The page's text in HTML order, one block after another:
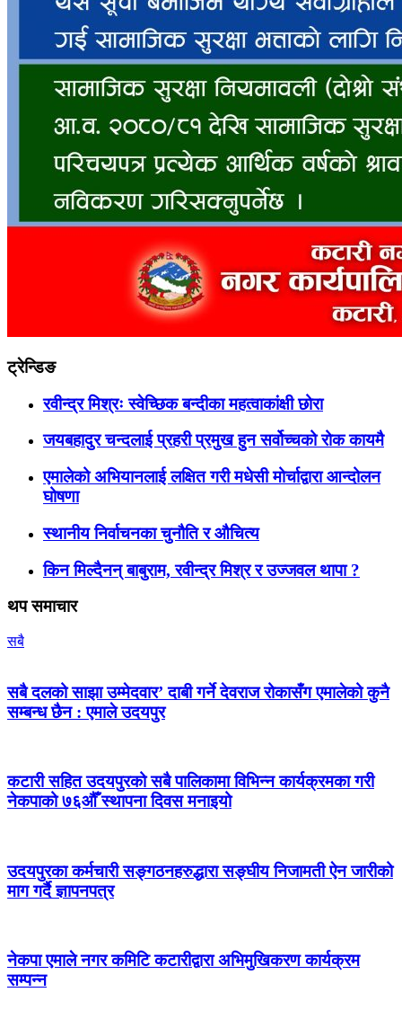
ट्रेन्डिङ
रवीन्द्र मिश्रः स्वेच्छिक बन्दीका महत्वाकांक्षी छोरा
जयबहादुर चन्दलाई प्रहरी प्रमुख हुन सर्वोच्चको रोक कायमै
एमालेको अभियानलाई लक्षित गरी मधेसी मोर्चाद्वारा आन्दोलन
घोषणा
स्थानीय निर्वाचनका चुनौति र औचित्य
किन मिल्दैनन् बाबुराम, रवीन्द्र मिश्र र उज्जवल थापा ?
थप समाचार
सबै
सबै दलको साझा उम्मेदवार’ दाबी गर्ने देवराज रोकासँग एमालेको कुनै
सम्बन्ध छैन : एमाले उदयपुर
कटारी सहित उदयपुरको सबै पालिकामा विभिन्न कार्यक्रमका गरी
नेकपाको ७६औँ स्थापना दिवस मनाइयो
उदयपुरका कर्मचारी सङ्गठनहरुद्धारा सङ्घीय निजामती ऐन जारीको
माग गर्दै ज्ञापनपत्र
नेकपा एमाले नगर कमिटि कटारीद्वारा अभिमुखिकरण कार्यक्रम
सम्पन्न